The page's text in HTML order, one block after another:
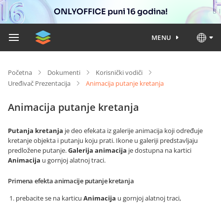
ONLYOFFICE puni 16 godina!
MENU
Početna Dokumenti
Korisnički vodiči
Uređivač Prezentacija
Animacija putanje kretanja
Animacija putanje kretanja
Putanja kretanja je deo efekata iz galerije animacija koji određuje
kretanje objekta i putanju koju prati. Ikone u galeriji predstavljaju
predložene putanje.Galerija animacija je dostupna na kartici
Animacija u gornjoj alatnoj traci.
Primena efekta animacije putanje kretanja
prebacite se na karticu Animacija u gornjoj alatnoj traci,